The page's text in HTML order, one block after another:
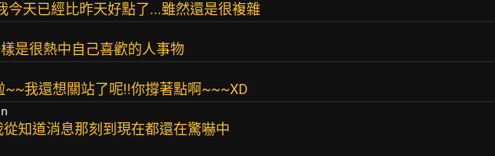
今天已經比昨天好點了...雖然還是很複雜
是很熱中自己喜歡的人事物
~~我還想關站了呢!!你撐著點啊~~~XD
從知道消息那刻到現在都還在驚嚇中